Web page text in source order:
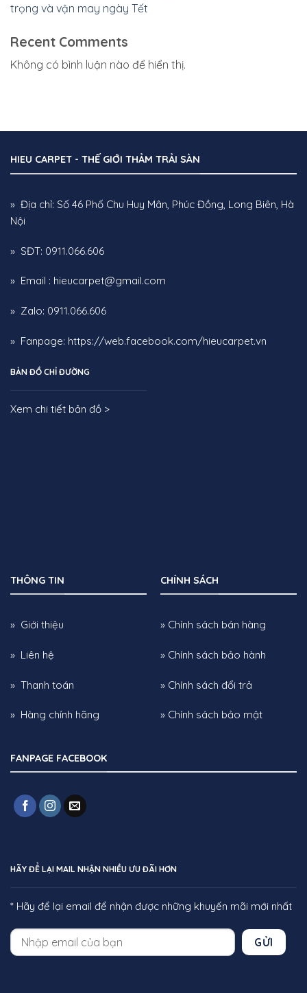
trọng và vận may ngày Tết
Recent Comments
Không có bình luận nào để hiển thị.
HIEU CARPET - THẾ GIỚI THẢM TRẢI SÀN
» Địa chỉ: Số 46 Phố Chu Huy Mân, Phúc Đồng, Long Biên, Hà
Nội
» SĐT: 0911.066.606
» Email : hieucarpet@gmail.com
» Zalo: 0911.066.606
» Fanpage: https://web.facebook.com/hieucarpet.vn
BẢN ĐỒ CHỈ ĐƯỜNG
Xem chi tiết bản đồ >
THÔNG TIN
» Giới thiệu
» Liên hệ
» Thanh toán
» Hàng chính hãng
CHÍNH SÁCH
» Chính sách bán hàng
» Chính sách bảo hành
» Chính sách đổi trả
» Chính sách bảo mật
FANPAGE FACEBOOK
HÃY ĐỂ LẠI MAIL NHẬN NHIỀU ƯU ĐÃI HƠN
* Hãy để lại email để nhận được những khuyến mãi mới nhất
GỬI